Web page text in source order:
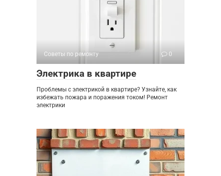
Советы по ремонту 0
Электрика в квартире
Проблемы с электрикой в квартире? Узнайте, как
избежать пожара и поражения током! Ремонт
электрики